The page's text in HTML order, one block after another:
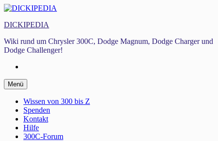
Zum
springen
DICKIPEDIA
Wiki rund um Chrysler 300C, Dodge Magnum, Dodge Charger und
Dodge Challenger!
Menü Zum
Inhalt
springen
Wissen von 300 bis Z
Spenden
Kontakt
Hilfe
300C-Forum